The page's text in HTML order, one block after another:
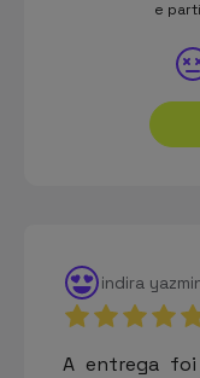
e
indira
A entrega